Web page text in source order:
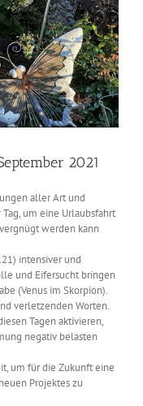
2021
aller Art und
um eine Urlaubsfahrt
werden kann
intensiver und
und Eifersucht bringen
(Venus im Skorpion).
verletzenden Worten.
Tagen aktivieren,
negativ belasten
um für die Zukunft eine
Projektes zu